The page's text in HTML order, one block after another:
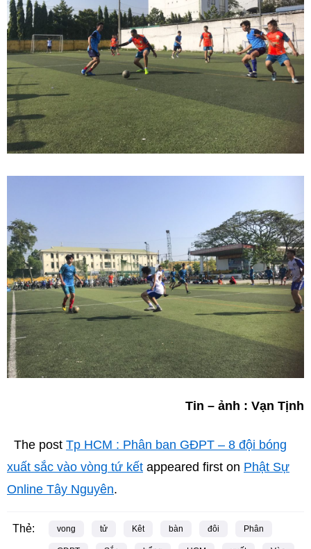
Tin – ảnh : Vạn Tịnh
The post Tp HCM : Phân ban GĐPT – 8 đội bóng
xuất sắc vào vòng tứ kết appeared first on Phật Sự
Online Tây Nguyên.
Thẻ: vong tử Kêt bàn đôi Phân